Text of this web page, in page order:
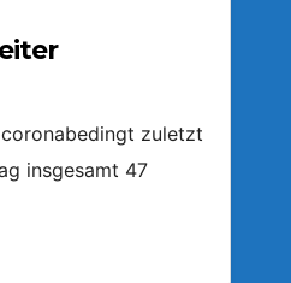
zuletzt
insgesamt 47